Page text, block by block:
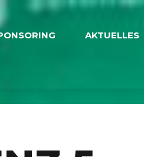
AKTUELLES